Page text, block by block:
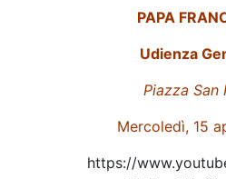
PAPA
Udienza
Piazza San
Mercoledì, 15
https://